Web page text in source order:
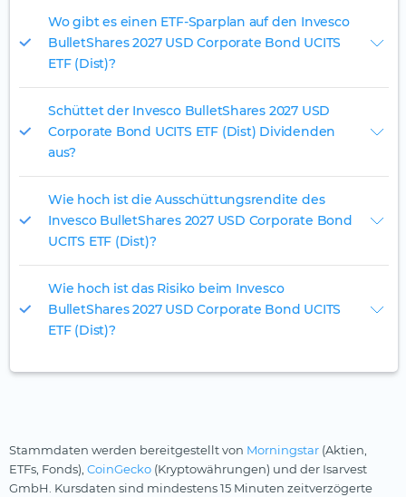
Wo gibt es einen ETF-Sparplan auf den Invesco
BulletShares 2027 USD Corporate Bond UCITS
ETF (Dist)?
Schüttet der Invesco BulletShares 2027 USD
Corporate Bond UCITS ETF (Dist) Dividenden
aus?
Wie hoch ist die Ausschüttungsrendite des
Invesco BulletShares 2027 USD Corporate Bond
UCITS ETF (Dist)?
Wie hoch ist das Risiko beim Invesco
BulletShares 2027 USD Corporate Bond UCITS
ETF (Dist)?
Stammdaten werden bereitgestellt von Morningstar (Aktien,
ETFs, Fonds), CoinGecko (Kryptowährungen) und der Isarvest
GmbH. Kursdaten sind mindestens 15 Minuten zeitverzögerte